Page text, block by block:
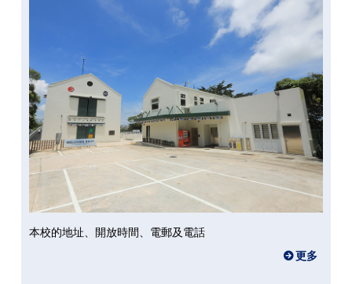
本校的地址、開放時間、電郵及電話
更多